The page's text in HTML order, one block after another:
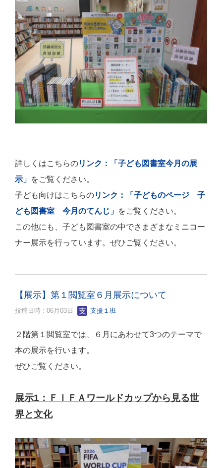
詳しくはこちらのリンク：「子ども図書室今月の展
示」 をご覧ください。
子ども向けはこちらのリンク：「子どものページ 子
ども図書室 今月のてんじ」 をご覧ください。
この他にも、子ども図書室の中でさまざまなミニコー
ナー展示を行っています。ぜひご覧ください。
【展示】第１閲覧室６月展示について
投稿日時 : 06月03日 支援１班
２階第１閲覧室では、６月にあわせて3つのテーマで
本の展示を行います。
ぜひご覧ください。
展示1：ＦＩＦＡワールドカップから見る世
界と文化